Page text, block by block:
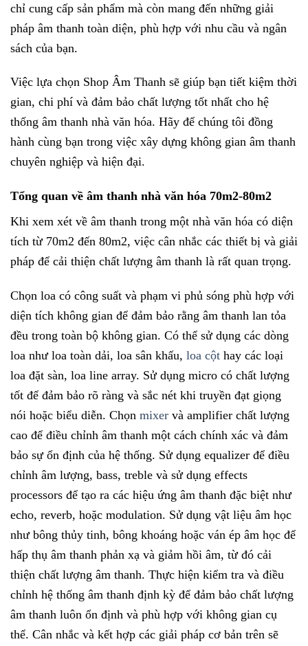
chỉ cung cấp sản phẩm mà còn mang đến những giải
pháp âm thanh toàn diện, phù hợp với nhu cầu và ngân
sách của bạn.
Việc lựa chọn Shop Âm Thanh sẽ giúp bạn tiết kiệm thời
gian, chi phí và đảm bảo chất lượng tốt nhất cho hệ
thống âm thanh nhà văn hóa. Hãy để chúng tôi đồng
hành cùng bạn trong việc xây dựng không gian âm thanh
chuyên nghiệp và hiện đại.
Tổng quan về âm thanh nhà văn hóa 70m2-80m2
Khi xem xét về âm thanh trong một nhà văn hóa có diện
tích từ 70m2 đến 80m2, việc cân nhắc các thiết bị và giải
pháp để cải thiện chất lượng âm thanh là rất quan trọng.
Chọn loa có công suất và phạm vi phủ sóng phù hợp với
diện tích không gian để đảm bảo rằng âm thanh lan tỏa
đều trong toàn bộ không gian. Có thể sử dụng các dòng
loa như loa toàn dải, loa sân khấu, loa cột hay các loại
loa đặt sàn, loa line array. Sử dụng micro có chất lượng
tốt để đảm bảo rõ ràng và sắc nét khi truyền đạt giọng
nói hoặc biểu diễn. Chọn mixer và amplifier chất lượng
cao để điều chỉnh âm thanh một cách chính xác và đảm
bảo sự ổn định của hệ thống. Sử dụng equalizer để điều
chỉnh âm lượng, bass, treble và sử dụng effects
processors để tạo ra các hiệu ứng âm thanh đặc biệt như
echo, reverb, hoặc modulation. Sử dụng vật liệu âm học
như bông thủy tinh, bông khoáng hoặc ván ép âm học để
hấp thụ âm thanh phản xạ và giảm hồi âm, từ đó cải
thiện chất lượng âm thanh. Thực hiện kiểm tra và điều
chỉnh hệ thống âm thanh định kỳ để đảm bảo chất lượng
âm thanh luôn ổn định và phù hợp với không gian cụ
thể. Cân nhắc và kết hợp các giải pháp cơ bản trên sẽ